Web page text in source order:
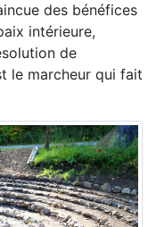
des bénéfices
intérieure,
de
le marcheur qui fait